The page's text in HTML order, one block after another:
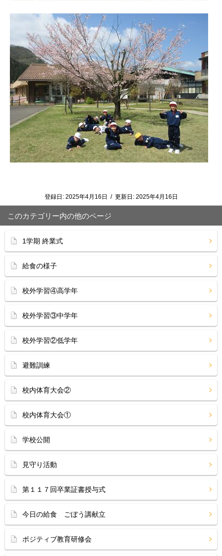
登録日: 2025年4月16日 / 更新日: 2025年4月16日
このカテゴリー内の他のページ
1学期 終業式
給食の様子
校外学習④高学年
校外学習③中学年
校外学習②低学年
避難訓練
校内体育大会②
校内体育大会①
学校公開
見守り活動
第１１７回卒業証書授与式
今日の給食 ごぼう講献立
ポジティブ教育研修会